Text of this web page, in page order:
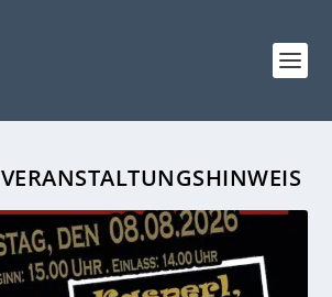
VERANSTALTUNGSHINWEIS